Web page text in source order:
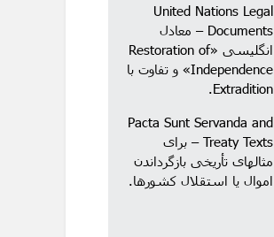
United Nations Legal
Documents – معادل
انگلیسی «Restoration of
Independence» و تفاوت با
Extradition.
Pacta Sunt Servanda and
Treaty Texts – برای
مثالهای تأریخی بازگرداندن
اموال یا استقلال کشورها.